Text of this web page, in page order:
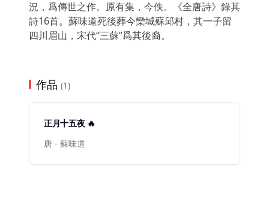
況，爲傳世之作。原有集，今佚。《全唐詩》錄其
詩16首。蘇味道死後葬今欒城蘇邱村，其一子留
四川眉山，宋代“三蘇”爲其後裔。
作品 (1)
正月十五夜 🔥
唐 - 蘇味道